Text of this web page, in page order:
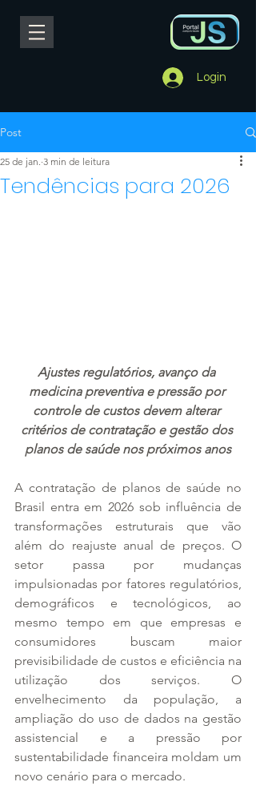
Login
Post
Tendências para 2026
25 de jan. 3 min de leitura
Ajustes regulatórios, avanço da
medicina preventiva e pressão por
controle de custos devem alterar
critérios de contratação e gestão dos
planos de saúde nos próximos anos
A contratação de planos de saúde no
Brasil entra em 2026 sob influência de
transformações estruturais que vão
além do reajuste anual de preços. O
setor passa por mudanças
impulsionadas por fatores regulatórios,
demográficos e tecnológicos, ao
mesmo tempo em que empresas e
consumidores buscam maior
previsibilidade de custos e eficiência na
utilização dos serviços. O
envelhecimento da população, a
ampliação do uso de dados na gestão
assistencial e a pressão por
sustentabilidade financeira moldam um
novo cenário para o mercado.